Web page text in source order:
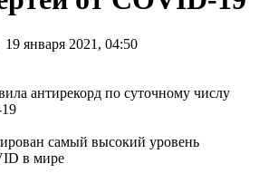
января 2021, 04:50
самый высокий уровень
в мире